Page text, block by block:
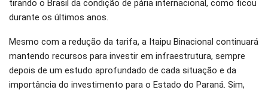
tirando o Brasil da condição de pária internacional, como ficou
durante os últimos anos.
Mesmo com a redução da tarifa, a Itaipu Binacional continuará
mantendo recursos para investir em infraestrutura, sempre
depois de um estudo aprofundado de cada situação e da
importância do investimento para o Estado do Paraná. Sim,